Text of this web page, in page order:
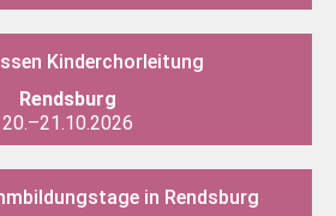
Kinderchorleitung
Rendsburg
20.–21.10.2026
in Rendsburg